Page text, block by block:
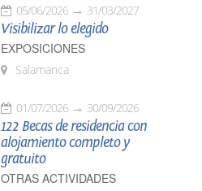
05/06/2026 31/03/2027
Visibilizar lo elegido
EXPOSICIONES
Salamanca
01/07/2026 30/09/2026
122 Becas de residencia con
alojamiento completo y
gratuito
OTRAS ACTIVIDADES